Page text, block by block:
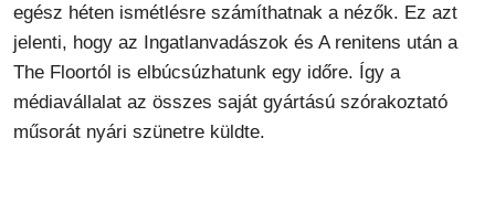
egész héten ismétlésre számíthatnak a nézők. Ez azt
jelenti, hogy az Ingatlanvadászok és A renitens után a
The Floortól is elbúcsúzhatunk egy időre. Így a
médiavállalat az összes saját gyártású szórakoztató
műsorát nyári szünetre küldte.